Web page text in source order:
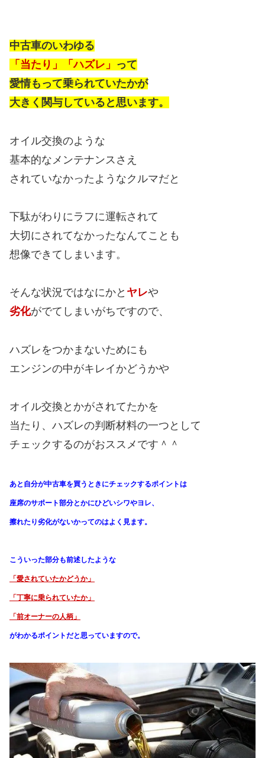
中古車のいわゆる
「当たり」「ハズレ」 って
愛情もって乗られていたかが
大きく関与していると思います。
オイル交換のような
基本的なメンテナンスさえ
されていなかったようなクルマだと
下駄がわりにラフに運転されて
大切にされてなかったなんてことも
想像できてしまいます。
そんな状況ではなにかと ヤレや
劣化がでてしまいがちですので、
ハズレをつかまないためにも
エンジンの中がキレイかどうかや
オイル交換とかがされてたかを
当たり、ハズレの判断材料の一つとして
チェックするのがおススメです＾＾
あと自分が中古車を買うときにチェックするポイントは
座席のサポート部分とかにひどいシワやヨレ、
擦れたり劣化がないかってのはよく見ます。
こういった部分も前述したような
「愛されていたかどうか」
「丁寧に乗られていたか」
「前オーナーの人柄」
がわかるポイントだと思っていますので。